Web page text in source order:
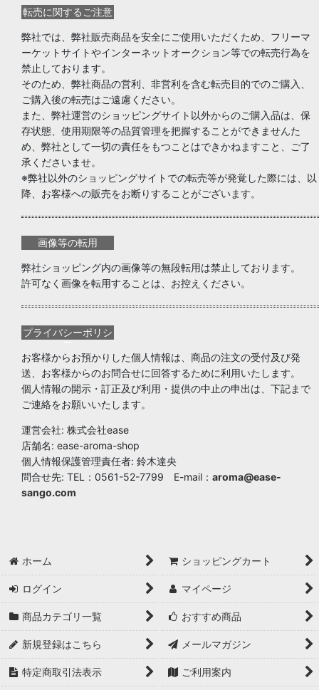
転売に関するご注意
弊社では、弊社販売商品を安全にご使用いただくため、フリーマ
ーケットサイトやインターネットオークション等での転売行為を
禁止しております。
そのため、弊社商品の営利、非営利を含む転売目的でのご購入、
ご購入後の転売はご遠慮ください。
また、弊社運営のショッピングサイト以外からのご購入品は、保
存状態、使用期限等の品質管理を把握することができませんた
め、弊社として一切の責任をもつことはできかねますこと、ご了
承くださいませ。
※弊社以外のショッピングサイトでの転売等が発覚した際には、以
降、お客様への販売をお断りすることがございます。
画像等の転用
弊社ショッピング内の画像等の無段転用は禁止しております。
許可なく画像を転用することは、お控えください。
プライバシーポリシ
ー
お客様からお預かりした個人情報は、商品の注文の受付及び発
送、お客様からのお問合せに回答するために利用いたします。
個人情報の開示・訂正及び利用・提供の中止の申出は、下記まで
ご連絡をお願いいたします。
運営会社: 株式会社ease
店舗名: ease-aroma-shop
個人情報保護管理責任者: 鈴木達央
問合せ先: TEL：0561-52-7799 E-mail： aroma@ease-
sango.com
ホーム ショッピングカート
ログイン マイページ
商品カテゴリ一覧 おすすめ商品
新規登録はこちら メールマガジン
特定商取引法表示 ご利用案内